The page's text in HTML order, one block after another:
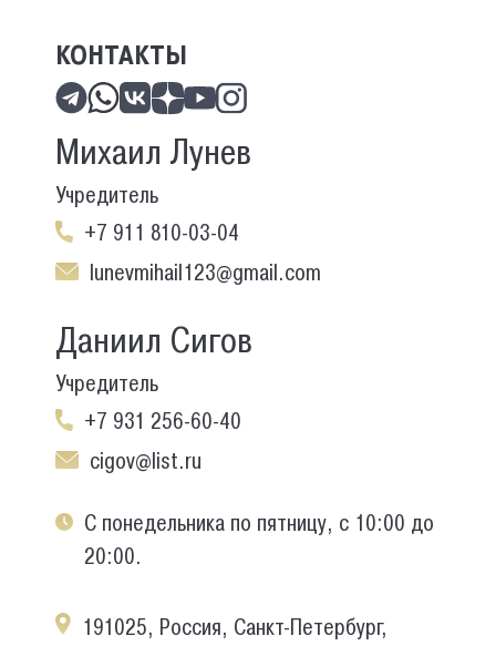
КОНТАКТЫ
Михаил Лунев
Учредитель
+7 911 810-03-04
lunevmihail123@gmail.com
Даниил Сигов
Учредитель
+7 931 256-60-40
cigov@list.ru
С понедельника по пятницу, с 10:00 до
20:00.
191025, Россия, Санкт-Петербург,